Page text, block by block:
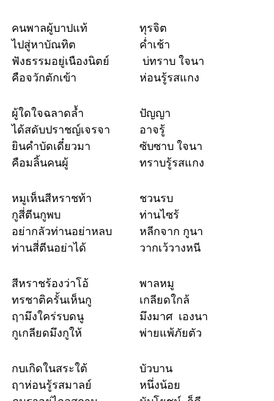
คนพาลผู้บาปแท้
ไปสู่หาบัณทิต
ฟังธรรมอยู่เนืองนิตย์
คือจวักตักเข้า
ทุรจิต
ค่ำเช้า
บ่ทราบ ใจนา
ห่อนรู้รสแกง
ผู้ใดใจฉลาดล้ำ
ได้สดับปราชญ์เจรจา
ยินคำบัดเดี๋ยวมา
คือมลิ้นคนผู้
ปัญญา
อาจรู้
ซับซาบ ใจนา
ทราบรู้รสแกง
หมูเห็นสีหราชท้า
กูสี่ตีนกูพบ
อย่ากลัวท่านอย่าหลบ
ท่านสี่ตีนอย่าได้
ชวนรบ
ท่านไซร้
หลีกจาก กูนา
วากเว้วางหนี
สีหราชร้องว่าโอ้
ทรชาติครั้นเห็นกู
ฤามึงใคร่รบดนู
กูเกลียดมึงกูให้
พาลหมู
เกลียดใกล้
มึงมาศ เองนา
พ่ายแพ้ภัยตัว
กบเกิดในสระใต้
ฤาห่อนรู้รสมาลย์
บัวบาน
หนึ่งน้อย